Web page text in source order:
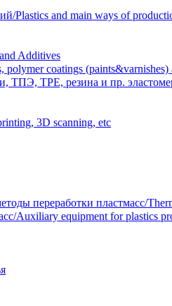
Plastics and main ways of
Additives
coatings (paints&varnishes)
TPE, резина и пр.
3D scanning, etc
переработки пластмасс/
Auxiliary equipment for plastics